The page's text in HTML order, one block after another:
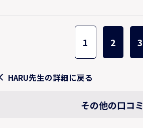
1 2 3
HARU先生の詳細に戻る
その他の口コミ